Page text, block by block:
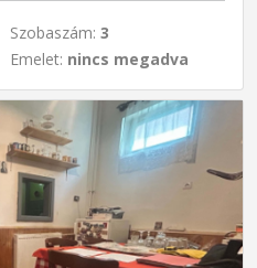
Szobaszám: 3
Emelet: nincs megadva